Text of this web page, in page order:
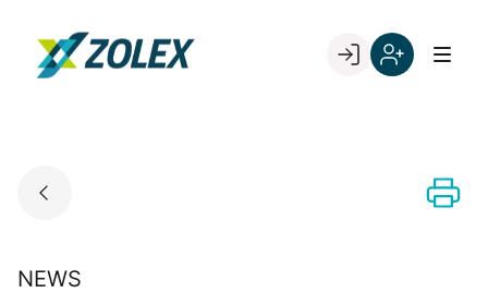
content
Go to landing page.
NEWS